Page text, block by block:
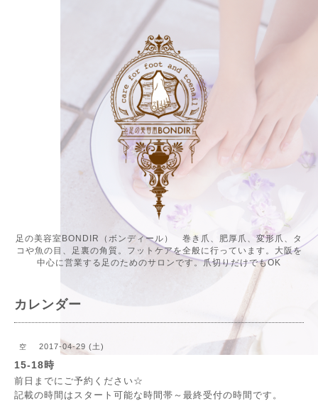
足の美容室BONDIR（ボンディール） 巻き爪、肥厚爪、変形爪、タ
コや魚の目、足裏の角質。フットケアを全般に行っています。大阪を
中心に営業する足のためのサロンです。爪切りだけでもOK
カレンダー
空 2017-04-29 (土)
15-18時
前日までにご予約ください☆
記載の時間はスタート可能な時間帯～最終受付の時間です。